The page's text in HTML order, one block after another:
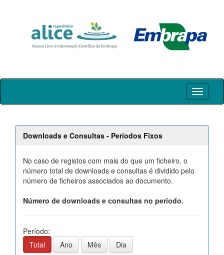
Skip
Downloads e Consultas - Períodos Fixos
No caso de registos com mais do que um ficheiro, o
número total de downloads e consultas é dividido pelo
número de ficheiros associados ao documento.
Número de downloads e consultas no período.
Período:
Total
Ano Mês Dia